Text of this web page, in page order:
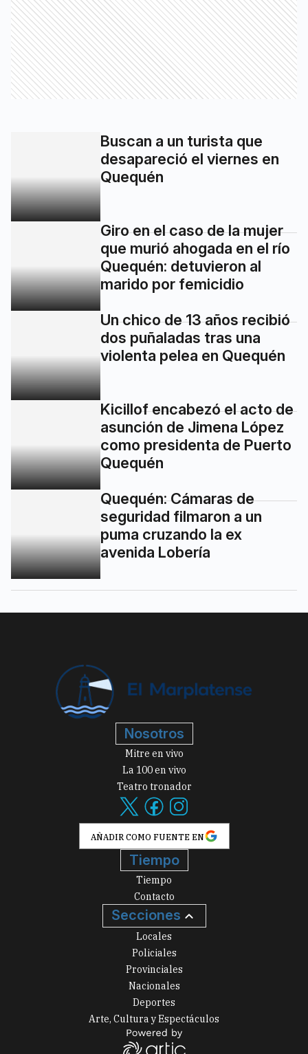
Buscan a un turista que
desapareció el viernes en
Quequén
Giro en el caso de la mujer
que murió ahogada en el río
Quequén: detuvieron al
marido por femicidio
Un chico de 13 años recibió
dos puñaladas tras una
violenta pelea en Quequén
Kicillof encabezó el acto de
asunción de Jimena López
como presidenta de Puerto
Quequén
Quequén: Cámaras de
seguridad filmaron a un
puma cruzando la ex
avenida Lobería
Nosotros
Mitre en vivo
La 100 en vivo
Teatro tronador
AÑADIR COMO FUENTE EN
Tiempo
Tiempo
Contacto
Secciones
Locales
Policiales
Provinciales
Nacionales
Deportes
Arte, Cultura y Espectáculos